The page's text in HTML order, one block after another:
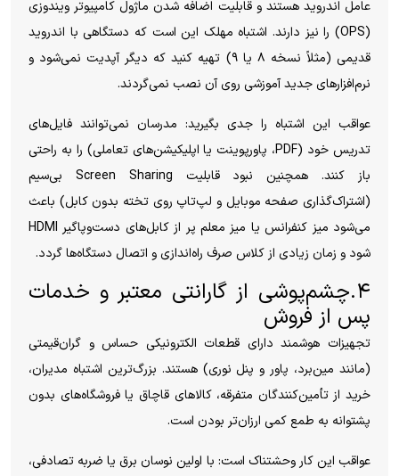
عامل اندروید هستند و قابلیت اضافه شدن ماژول کامپیوتر ویندوزی
(OPS) را نیز دارند. اشتباه مهلک این است که دستگاهی با اندروید
قدیمی (مثلاً نسخه ۸ یا ۹) تهیه کنید که دیگر آپدیت نمی‌شود و
نرم‌افزارهای جدید آموزشی روی آن نصب نمی‌گردند.
عواقب این اشتباه را جدی بگیرید: مدرسان نمی‌توانند فایل‌های
تدریس خود (PDF، پاورپوینت یا اپلیکیشن‌های تعاملی) را به راحتی
باز کنند. همچنین نبود قابلیت Screen Sharing بی‌سیم
(اشتراک‌گذاری صفحه موبایل و لپ‌تاپ روی تخته بدون کابل) باعث
می‌شود میز کنفرانس یا میز معلم پر از کابل‌های دست‌وپاگیر HDMI
شود و زمان زیادی از کلاس صرف راه‌اندازی و اتصال دستگاه‌ها گردد.
۴.چشم‌پوشی از گارانتی معتبر و خدمات
پس از فروش
تجهیزات هوشمند دارای قطعات الکترونیکی حساس و گران‌قیمتی
(مانند مین‌برد، پاور و پنل نوری) هستند. بزرگ‌ترین اشتباه مدیران،
خرید از تأمین‌کنندگان متفرقه، کالاهای قاچاق یا فروشگاه‌های بدون
پشتوانه به طمع کمی ارزان‌تر بودن است.
عواقب این کار وحشتناک است: با اولین نوسان برق یا ضربه تصادفی،